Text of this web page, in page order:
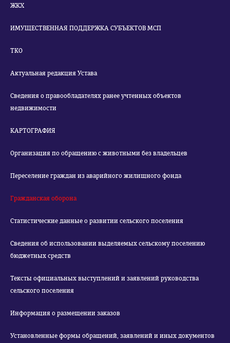
ЖКХ
ИМУЩЕСТВЕННАЯ ПОДДЕРЖКА СУБЪЕКТОВ МСП
ТКО
Актуальная редакция Устава
Сведения о правообладателях ранее учтенных объектов
недвижимости
КАРТОГРАФИЯ
Организация по обращению с животными без владельцев
Переселение граждан из аварийного жилищного фонда
Гражданская оборона
Статистические данные о развитии сельского поселения
Сведения об использовании выделяемых сельскому поселению
бюджетных средств
Тексты официальных выступлений и заявлений руководства
сельского поселения
Информация о размещении заказов
Установленные формы обращений, заявлений и иных документов